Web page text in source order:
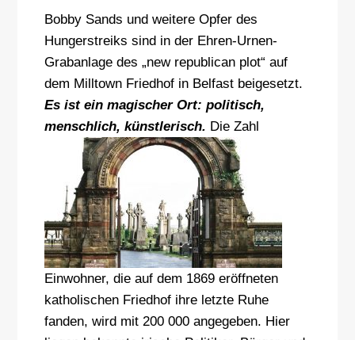
Bobby Sands und weitere Opfer des
Hungerstreiks sind in der Ehren-Urnen-
Grabanlage des „new republican plot“ auf
dem Milltown Friedhof in Belfast beigesetzt.
Es ist ein magischer Ort: politisch,
menschlich, künstlerisch. Die Zahl
Einwohner, die auf dem 1869 eröffneten
katholischen Friedhof ihre letzte Ruhe
fanden, wird mit 200 000 angegeben. Hier